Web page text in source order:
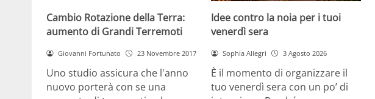
Cambio Rotazione della Terra:
aumento di Grandi Terremoti
Giovanni Fortunato 23 Novembre 2017
Uno studio assicura che l'anno
nuovo porterà con se una
Idee contro la noia per i tuoi
venerdì sera
Sophia Allegri 3 Agosto 2026
È il momento di organizzare il
tuo venerdì sera con un po’ di